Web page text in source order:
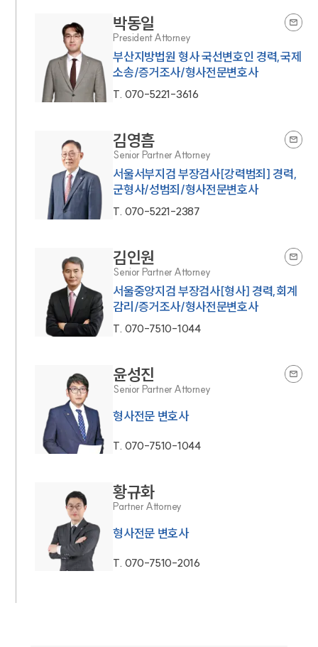
박동일
President Attorney
부산지방법원 형사 국선변호인 경력,국제
소송/증거조사/형사전문변호사
T. 070-5221-3616
김영흠
Senior Partner Attorney
서울서부지검 부장검사[강력범죄] 경력,
군형사/성범죄/형사전문변호사
T. 070-5221-2387
김인원
Senior Partner Attorney
서울중앙지검 부장검사[형사] 경력,회계
감리/증거조사/형사전문변호사
T. 070-7510-1044
윤성진
Senior Partner Attorney
형사전문 변호사
T. 070-7510-1044
황규화
Partner Attorney
형사전문 변호사
T. 070-7510-2016